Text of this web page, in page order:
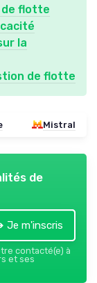
de flotte
la
de flotte
Mistral
de
Je m'inscris
contacté(e) à
et ses